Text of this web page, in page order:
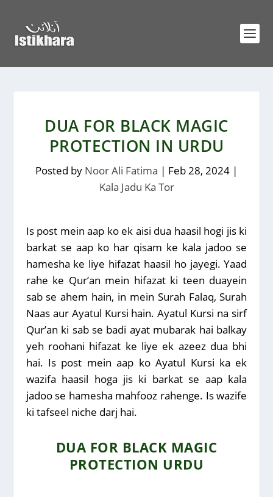
DUA FOR BLACK MAGIC
PROTECTION IN URDU
Posted by Noor Ali Fatima | Feb 28, 2024 |
Kala Jadu Ka Tor
Is post mein aap ko ek aisi dua haasil hogi jis ki
barkat se aap ko har qisam ke kala jadoo se
hamesha ke liye hifazat haasil ho jayegi. Yaad
rahe ke Qur’an mein hifazat ki teen duayein
sab se ahem hain, in mein Surah Falaq, Surah
Naas aur Ayatul Kursi hain. Ayatul Kursi na sirf
Qur’an ki sab se badi ayat mubarak hai balkay
yeh roohani hifazat ke liye ek azeez dua bhi
hai. Is post mein aap ko Ayatul Kursi ka ek
wazifa haasil hoga jis ki barkat se aap kala
jadoo se hamesha mahfooz rahenge. Is wazife
ki tafseel niche darj hai.
DUA FOR BLACK MAGIC
PROTECTION URDU